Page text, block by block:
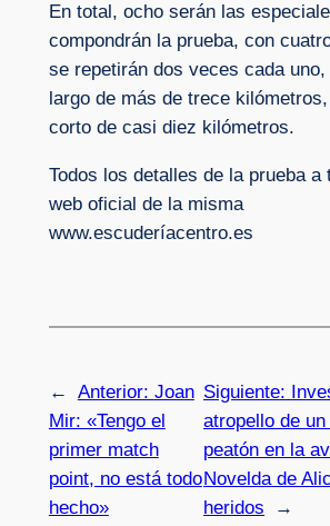
En total, ocho serán las
compondrán la prueba, con
se repetirán dos veces cada
largo de más de trece
corto de casi diez kilómetros.
Todos los detalles de la prueba a
web oficial de la misma
www.escuderíacentro.es
← Anterior: Joan
Mir: «Tengo el
primer match
point, no está todo
hecho»
Siguiente:
atropello de
peatón en la
Novelda de
heridos
→